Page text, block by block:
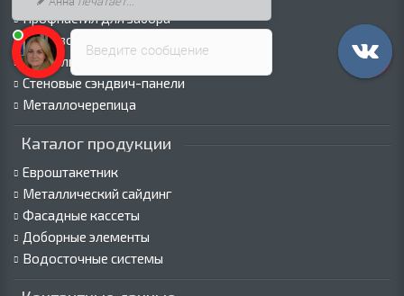
Профнастил для забора
Стеновой профнастил
Кровельные сэндвич-панели
Стеновые сэндвич-панели
Металлочерепица
Каталог продукции
Евроштакетник
Металлический сайдинг
Фасадные кассеты
Доборные элементы
Водосточные системы
Введите сообщение